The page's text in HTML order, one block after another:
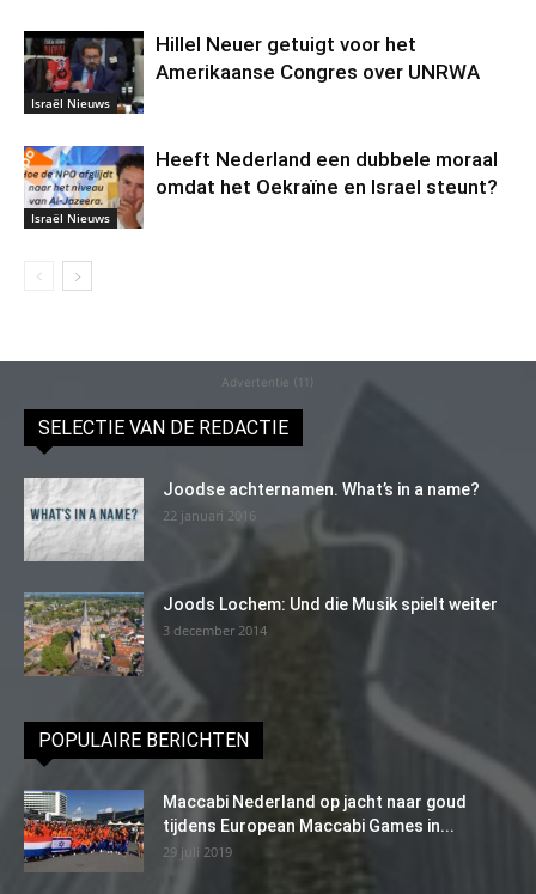
Israël Nieuws
Hillel Neuer getuigt voor het
Amerikaanse Congres over UNRWA
Israël Nieuws
Heeft Nederland een dubbele moraal
omdat het Oekraïne en Israel steunt?
Advertentie (11)
SELECTIE VAN DE REDACTIE
Joodse achternamen. What’s in a name?
22 januari 2016
Joods Lochem: Und die Musik spielt weiter
3 december 2014
POPULAIRE BERICHTEN
Maccabi Nederland op jacht naar goud
tijdens European Maccabi Games in...
29 juli 2019